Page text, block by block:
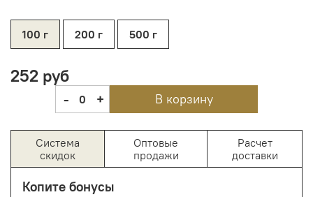
100 г 200 г 500 г
252 руб
- 0 + В корзину
Система
скидок
Оптовые
продажи
Расчет
доставки
Копите бонусы